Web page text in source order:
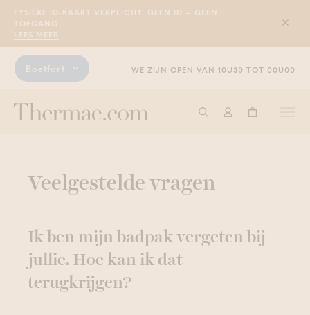
FYSIEKE ID-KAART VERPLICHT. GEEN ID = GEEN
TOEGANG.
LEES MEER
Sluit
Boetfort WE ZIJN OPEN VAN 10U30 TOT 00U00
Start met zoeken
Aanmelden
Veelgestelde vragen
Ik ben mijn badpak vergeten bij
jullie. Hoe kan ik dat
terugkrijgen?